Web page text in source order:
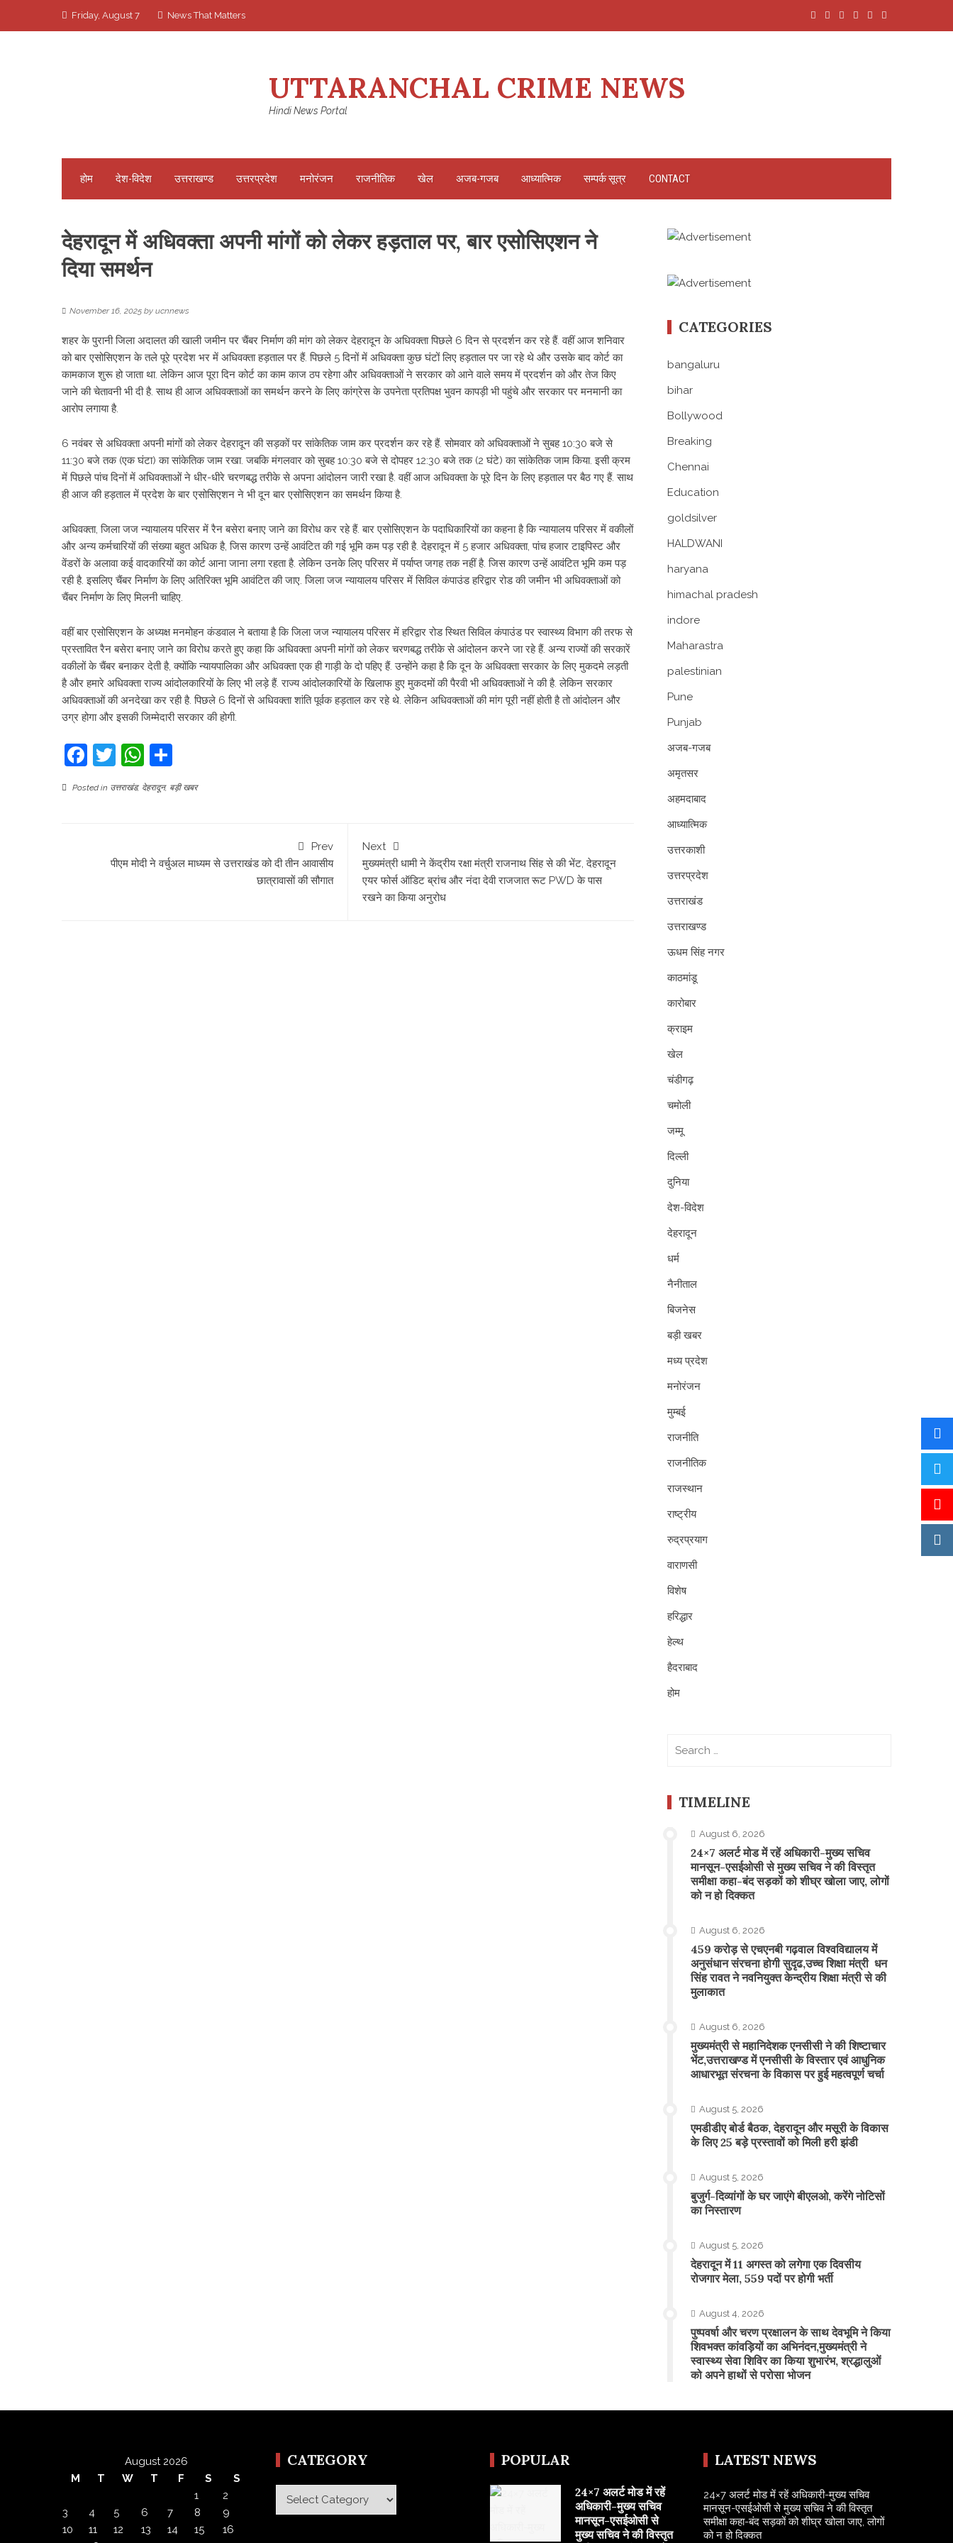
Friday, August 7 News That Matters
UTTARANCHAL CRIME NEWS
Hindi News Portal
होम देश-विदेश उत्तराखण्ड उत्तरप्रदेश मनोरंजन राजनीतिक खेल अजब-गजब आध्यात्मिक सम्पर्क सूत्र CONTACT
देहरादून में अधिवक्ता अपनी मांगों को लेकर हड़ताल पर, बार एसोसिएशन ने
दिया समर्थन
November 16, 2025 by ucnnews
शहर के पुरानी जिला अदालत की खाली जमीन पर चैंबर निर्माण की मांग को लेकर देहरादून के अधिवक्ता पिछले 6 दिन से प्रदर्शन कर रहे हैं. वहीं आज शनिवार
को बार एसोसिएशन के तले पूरे प्रदेश भर में अधिवक्ता हड़ताल पर हैं. पिछले 5 दिनों में अधिवक्ता कुछ घंटों लिए हड़ताल पर जा रहे थे और उसके बाद कोर्ट का
कामकाज शुरू हो जाता था. लेकिन आज पूरा दिन कोर्ट का काम काज ठप रहेगा और अधिवक्ताओं ने सरकार को आने वाले समय में प्रदर्शन को और तेज किए
जाने की चेतावनी भी दी है. साथ ही आज अधिवक्ताओं का समर्थन करने के लिए कांग्रेस के उपनेता प्रतिपक्ष भुवन कापड़ी भी पहुंचे और सरकार पर मनमानी का
आरोप लगाया है.
6 नवंबर से अधिवक्ता अपनी मांगों को लेकर देहरादून की सड़कों पर सांकेतिक जाम कर प्रदर्शन कर रहे हैं. सोमवार को अधिवक्ताओं ने सुबह 10:30 बजे से
11:30 बजे तक (एक घंटा) का सांकेतिक जाम रखा. जबकि मंगलवार को सुबह 10:30 बजे से दोपहर 12:30 बजे तक (2 घंटे) का सांकेतिक जाम किया. इसी क्रम
में पिछले पांच दिनों में अधिवक्ताओं ने धीर-धीरे चरणबद्ध तरीके से अपना आंदोलन जारी रखा है. वहीं आज अधिवक्ता के पूरे दिन के लिए हड़ताल पर बैठ गए हैं. साथ
ही आज की हड़ताल में प्रदेश के बार एसोसिएशन ने भी दून बार एसोसिएशन का समर्थन किया है.
अधिवक्ता, जिला जज न्यायालय परिसर में रैन बसेरा बनाए जाने का विरोध कर रहे हैं. बार एसोसिएशन के पदाधिकारियों का कहना है कि न्यायालय परिसर में वकीलों
और अन्य कर्मचारियों की संख्या बहुत अधिक है, जिस कारण उन्हें आवंटित की गई भूमि कम पड़ रही है. देहरादून में 5 हजार अधिवक्ता, पांच हजार टाइपिस्ट और
वेंडरों के अलावा कई वादकारियों का कोर्ट आना जाना लगा रहता है. लेकिन उनके लिए परिसर में पर्याप्त जगह तक नहीं है. जिस कारण उन्हें आवंटित भूमि कम पड़
रही है. इसलिए चैंबर निर्माण के लिए अतिरिक्त भूमि आवंटित की जाए. जिला जज न्यायालय परिसर में सिविल कंपाउंड हरिद्वार रोड की जमीन भी अधिवक्ताओं को
चैंबर निर्माण के लिए मिलनी चाहिए.
वहीं बार एसोसिएशन के अध्यक्ष मनमोहन कंडवाल ने बताया है कि जिला जज न्यायालय परिसर में हरिद्वार रोड स्थित सिविल कंपाउंड पर स्वास्थ्य विभाग की तरफ से
प्रस्तावित रैन बसेरा बनाए जाने का विरोध करते हुए कहा कि अधिवक्ता अपनी मांगों को लेकर चरणबद्ध तरीके से आंदोलन करने जा रहे हैं. अन्य राज्यों की सरकारें
वकीलों के चैंबर बनाकर देती है, क्योंकि न्यायपालिका और अधिवक्ता एक ही गाड़ी के दो पहिए हैं. उन्होंने कहा है कि दून के अधिवक्ता सरकार के लिए मुकदमे लड़ती
है और हमारे अधिवक्ता राज्य आंदोलकारियों के लिए भी लड़े हैं. राज्य आंदोलकारियों के खिलाफ हुए मुकदमों की पैरवी भी अधिवक्ताओं ने की है. लेकिन सरकार
अधिवक्ताओं की अनदेखा कर रही है. पिछले 6 दिनों से अधिवक्ता शांति पूर्वक हड़ताल कर रहे थे. लेकिन अधिवक्ताओं की मांग पूरी नहीं होती है तो आंदोलन और
उग्र होगा और इसकी जिम्मेदारी सरकार की होगी.
Facebook
TwitterWhatsApp
Posted in उत्तराखंड, देहरादून, बड़ी खबर
Prev
पीएम मोदी ने वर्चुअल माध्यम से उत्तराखंड को दी तीन आवासीय
छात्रावासों की सौगात
Next
मुख्यमंत्री धामी ने केंद्रीय रक्षा मंत्री राजनाथ सिंह से की भेंट, देहरादून
एयर फोर्स ऑडिट ब्रांच और नंदा देवी राजजात रूट PWD के पास
रखने का किया अनुरोध
CATEGORIES
bangaluru
bihar
Bollywood
Breaking
Chennai
Education
goldsilver
HALDWANI
haryana
himachal pradesh
indore
Maharastra
palestinian
Pune
Punjab
अजब-गजब
अमृतसर
अहमदाबाद
आध्यात्मिक
उत्तरकाशी
उत्तरप्रदेश
उत्तराखंड
उत्तराखण्ड
ऊधम सिंह नगर
काठमांडू
कारोबार
क्राइम
खेल
चंडीगढ़
चमोली
जम्मू
दिल्ली
दुनिया
देश-विदेश
देहरादून
धर्म
नैनीताल
बिजनेस
बड़ी खबर
मध्य प्रदेश
मनोरंजन
मुम्बई
राजनीति
राजनीतिक
राजस्थान
राष्ट्रीय
रुद्रप्रयाग
वाराणसी
विशेष
हरिद्धार
हेल्थ
हैदराबाद
होम
TIMELINE
August 6, 2026
24×7 अलर्ट मोड में रहें अधिकारी-मुख्य सचिव
मानसून-एसईओसी से मुख्य सचिव ने की विस्तृत
समीक्षा कहा-बंद सड़कों को शीघ्र खोला जाए, लोगों
को न हो दिक्कत
August 6, 2026
459 करोड़ से एचएनबी गढ़वाल विश्वविद्यालय में
अनुसंधान संरचना होगी सुदृढ,उच्च शिक्षा मंत्री धन
सिंह रावत ने नवनियुक्त केन्द्रीय शिक्षा मंत्री से की
मुलाकात
August 6, 2026
मुख्यमंत्री से महानिदेशक एनसीसी ने की शिष्टाचार
भेंट,उत्तराखण्ड में एनसीसी के विस्तार एवं आधुनिक
आधारभूत संरचना के विकास पर हुई महत्वपूर्ण चर्चा
August 5, 2026
एमडीडीए बोर्ड बैठक, देहरादून और मसूरी के विकास
के लिए 25 बड़े प्रस्तावों को मिली हरी झंडी
August 5, 2026
बुजुर्ग-दिव्यांगों के घर जाएंगे बीएलओ, करेंगे नोटिसों
का निस्तारण
August 5, 2026
​देहरादून में 11 अगस्त को लगेगा एक दिवसीय
रोजगार मेला, 559 पदों पर होगी भर्ती
August 4, 2026
पुष्पवर्षा और चरण प्रक्षालन के साथ देवभूमि ने किया
शिवभक्त कांवड़ियों का अभिनंदन,मुख्यमंत्री ने
स्वास्थ्य सेवा शिविर का किया शुभारंभ, श्रद्धालुओं
को अपने हाथों से परोसा भोजन
August 2026
M
T W T F S
S
1
2
3
4 5 6 7 8
9
10
11 12 13 14 15
16
CATEGORY
Category
POPULAR
24×7 अलर्ट मोड में रहें
अधिकारी-मुख्य सचिव
मानसून-एसईओसी से
मुख्य सचिव ने की विस्तृत
LATEST NEWS
24×7 अलर्ट मोड में रहें अधिकारी-मुख्य सचिव
मानसून-एसईओसी से मुख्य सचिव ने की विस्तृत
समीक्षा कहा-बंद सड़कों को शीघ्र खोला जाए, लोगों
को न हो दिक्कत